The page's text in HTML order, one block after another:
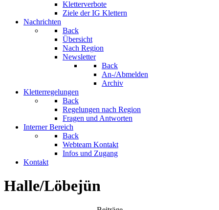
Kletterverbote
Ziele der IG Klettern
Nachrichten
Back
Übersicht
Nach Region
Newsletter
Back
An-/Abmelden
Archiv
Kletterregelungen
Back
Regelungen nach Region
Fragen und Antworten
Interner Bereich
Back
Webteam Kontakt
Infos und Zugang
Kontakt
Halle/Löbejün